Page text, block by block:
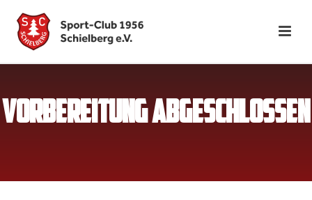
VORBEREITUNG ABGESCHLOSSEN